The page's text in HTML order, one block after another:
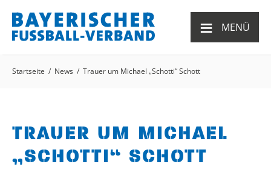
≡ MENÜ
Startseite News Trauer um Michael „Schotti“ Schott
TRAUER UM MICHAEL
„SCHOTTI“ SCHOTT